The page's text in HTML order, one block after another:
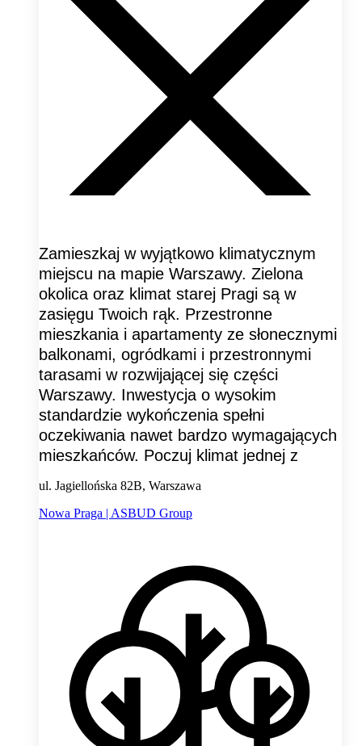
Zamieszkaj w wyjątkowo klimatycznym
miejscu na mapie Warszawy. Zielona
okolica oraz klimat starej Pragi są w
zasięgu Twoich rąk. Przestronne
mieszkania i apartamenty ze słonecznymi
balkonami, ogródkami i przestronnymi
tarasami w rozwijającej się części
Warszawy. Inwestycja o wysokim
standardzie wykończenia spełni
oczekiwania nawet bardzo wymagających
mieszkańców. Poczuj klimat jednej z
ul. Jagiellońska 82B, Warszawa
Nowa Praga | ASBUD Group